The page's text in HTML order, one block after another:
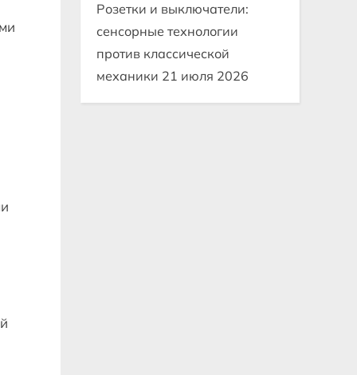
Розетки и выключатели:
сенсорные технологии
против классической
механики 21 июля 2026